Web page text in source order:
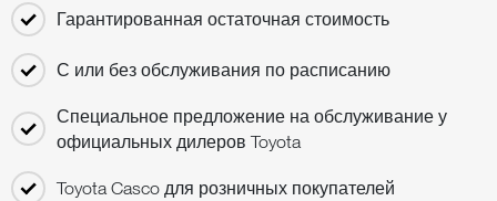
Гарантированная остаточная стоимость
С или без обслуживания по расписанию
Специальное предложение на обслуживание у
официальных дилеров Toyota
Toyota Casco для розничных покупателей